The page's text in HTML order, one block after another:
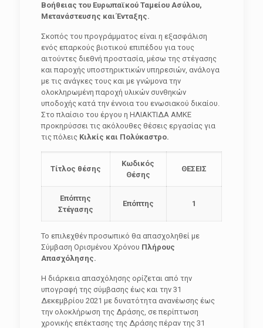
Βοήθειας του Ευρωπαϊκού Ταμείου Ασύλου,
Μετανάστευσης και Ένταξης.
Σκοπός του προγράμματος είναι η εξασφάλιση
ενός επαρκούς βιοτικού επιπέδου για τους
αιτούντες διεθνή προστασία, μέσω της στέγασης
και παροχής υποστηρικτικών υπηρεσιών, ανάλογα
με τις ανάγκες τους και με γνώμονα την
ολοκληρωμένη παροχή υλικών συνθηκών
υποδοχής κατά την έννοια του ενωσιακού δικαίου.
Στο πλαίσιο του έργου η ΗΛΙΑΚΤΙΔΑ ΑΜΚΕ
προκηρύσσει τις ακόλουθες θέσεις εργασίας για
τις πόλεις Κιλκίς και Πολύκαστρο.
Τίτλος θέσης
Κωδικός
Θέσης
ΘΕΣΕΙΣ
Επόπτης
Στέγασης
Επόπτης 1
Το επιλεχθέν προσωπικό θα απασχοληθεί με
Σύμβαση Ορισμένου Χρόνου Πλήρους
Απασχόλησης.
Η διάρκεια απασχόλησης ορίζεται από την
υπογραφή της σύμβασης έως και την 31
Δεκεμβρίου 2021 με δυνατότητα ανανέωσης έως
την ολοκλήρωση της Δράσης, σε περίπτωση
χρονικής επέκτασης της Δράσης πέραν της 31